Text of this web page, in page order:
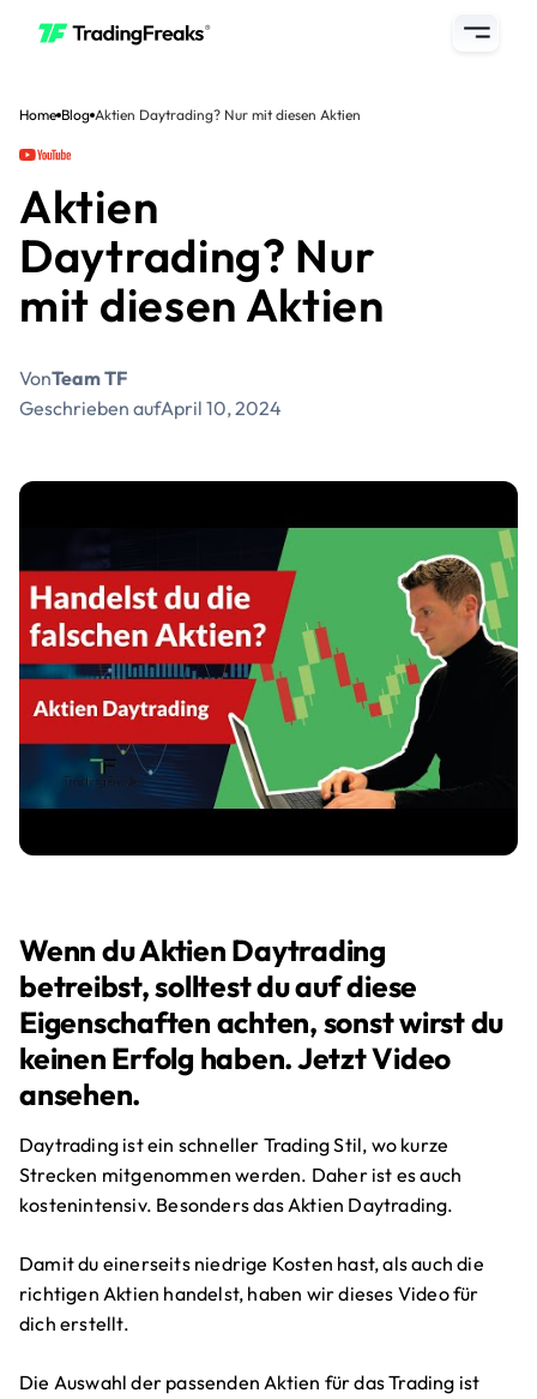
Home Blog Aktien Daytrading? Nur mit diesen Aktien
Aktien
Daytrading? Nur
mit diesen Aktien
VonTeam TF
Geschrieben aufApril 10, 2024
Wenn du Aktien Daytrading
betreibst, solltest du auf diese
Eigenschaften achten, sonst wirst du
keinen Erfolg haben. Jetzt Video
ansehen.
Daytrading ist ein schneller Trading Stil, wo kurze
Strecken mitgenommen werden. Daher ist es auch
kostenintensiv. Besonders das Aktien Daytrading.
Damit du einerseits niedrige Kosten hast, als auch die
richtigen Aktien handelst, haben wir dieses Video für
dich erstellt.
Die Auswahl der passenden Aktien für das Trading ist